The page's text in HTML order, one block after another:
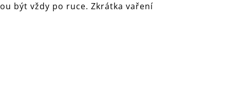
být vždy po ruce. Zkrátka vaření